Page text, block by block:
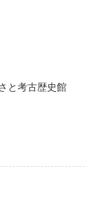
と考古歴史館